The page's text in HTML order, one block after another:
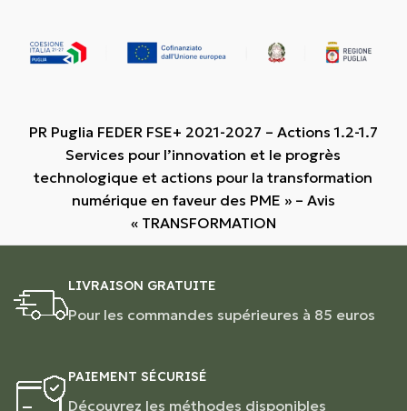
PR Puglia FEDER FSE+ 2021-2027 – Actions 1.2-1.7
Services pour l’innovation et le progrès
technologique et actions pour la transformation
numérique en faveur des PME » – Avis
« TRANSFORMATION
LIVRAISON GRATUITE
Pour les commandes supérieures à 85 euros
PAIEMENT SÉCURISÉ
Découvrez les méthodes disponibles